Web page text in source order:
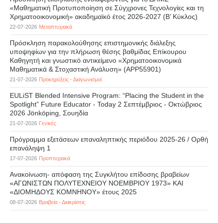
«Μαθηματική Προτυποποίηση σε Σύγχρονες Τεχνολογίες και τη
Χρηματοοικονομική» ακαδημαϊκό έτος 2026-2027 (B’ Kύκλος)
22-07-2026 Μεταπτυχιακά
Πρόσκληση παρακολούθησης επιστημονικής διάλεξης
υποψηφίων για την πλήρωση θέσης βαθμίδας Επίκουρου
Καθηγητή και γνωστικό αντικείμενο «Χρηματοοικονομικά
Μαθηματικά & Στοχαστική Ανάλυση» (APP55901)
21-07-2026 Προκηρύξεις - Διαγωνισμοί
EULiST Blended Intensive Program: “Placing the Student in the
Spotlight” Future Educator - Today 2 Σεπτέμβριος - Οκτώβριος
2026 Jönköping, Σουηδία
21-07-2026 Γενικές
Πρόγραμμα εξετάσεων επαναληπτικής περιόδου 2025-26 / Ορθή
επανάληψη 1
17-07-2026 Προπτυχιακά
Ανακοίνωση- απόφαση της Συγκλήτου επίδοσης βραβείων
«ΑΓΩΝΙΣΤΩΝ ΠΟΛΥΤΕΧΝΕΙΟΥ ΝΟΕΜΒΡΙΟΥ 1973» ΚΑΙ
«ΔΙΟΜΗΔΟΥΣ ΚΟΜΝΗΝΟΥ» έτους 2025
08-07-2026 Βραβεία - Διακρίσεις